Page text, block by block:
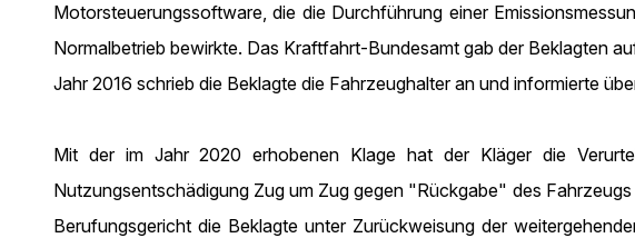
Motorsteuerungssoftware, die die Durchführung einer
Normalbetrieb bewirkte. Das Kraftfahrt-Bundesamt gab der Beklagten
Jahr 2016 schrieb die Beklagte die Fahrzeughalter an und informierte
Mit der im Jahr 2020 erhobenen Klage hat der Kläger die
Nutzungsentschädigung Zug um Zug gegen "Rückgabe" des
Berufungsgericht die Beklagte unter Zurückweisung der